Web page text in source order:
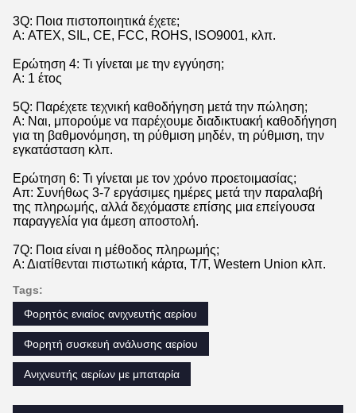
3Q: Ποια πιστοποιητικά έχετε;
Α: ATEX, SIL, CE, FCC, ROHS, ISO9001, κλπ.
Ερώτηση 4: Τι γίνεται με την εγγύηση;
Α: 1 έτος
5Q: Παρέχετε τεχνική καθοδήγηση μετά την πώληση;
Α: Ναι, μπορούμε να παρέχουμε διαδικτυακή καθοδήγηση
για τη βαθμονόμηση, τη ρύθμιση μηδέν, τη ρύθμιση, την
εγκατάσταση κλπ.
Ερώτηση 6: Τι γίνεται με τον χρόνο προετοιμασίας;
Απ: Συνήθως 3-7 εργάσιμες ημέρες μετά την παραλαβή
της πληρωμής, αλλά δεχόμαστε επίσης μια επείγουσα
παραγγελία για άμεση αποστολή.
7Q: Ποια είναι η μέθοδος πληρωμής;
Α: Διατίθενται πιστωτική κάρτα, T/T, Western Union κλπ.
Tags:
Φορητός ενιαίος ανιχνευτής αερίου
Φορητή συσκευή ανάλυσης αερίου
Ανιχνευτής αερίων με μπαταρία